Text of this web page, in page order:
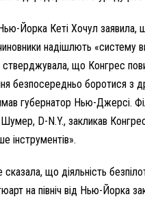
Йорка Кеті Хочул заявила,
надішлють «систему
стверджувала, що Конгрес
безпосередньо боротися з
губернатор Нью-Джерсі.
D-N.Y., закликав
інструментів».
що діяльність
на північ від Нью-Йорка